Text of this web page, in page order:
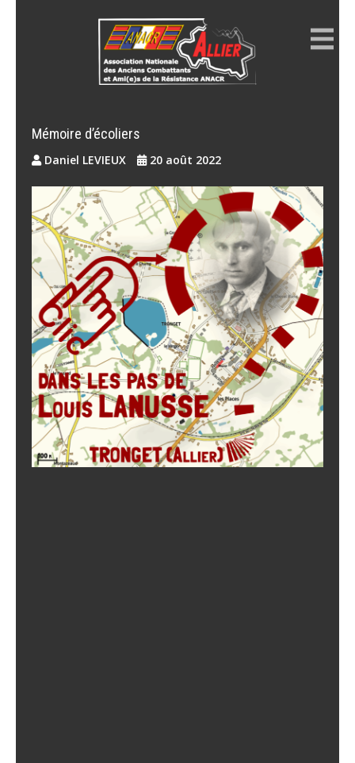
Mémoire d’écoliers
Daniel LEVIEUX 20 août 2022